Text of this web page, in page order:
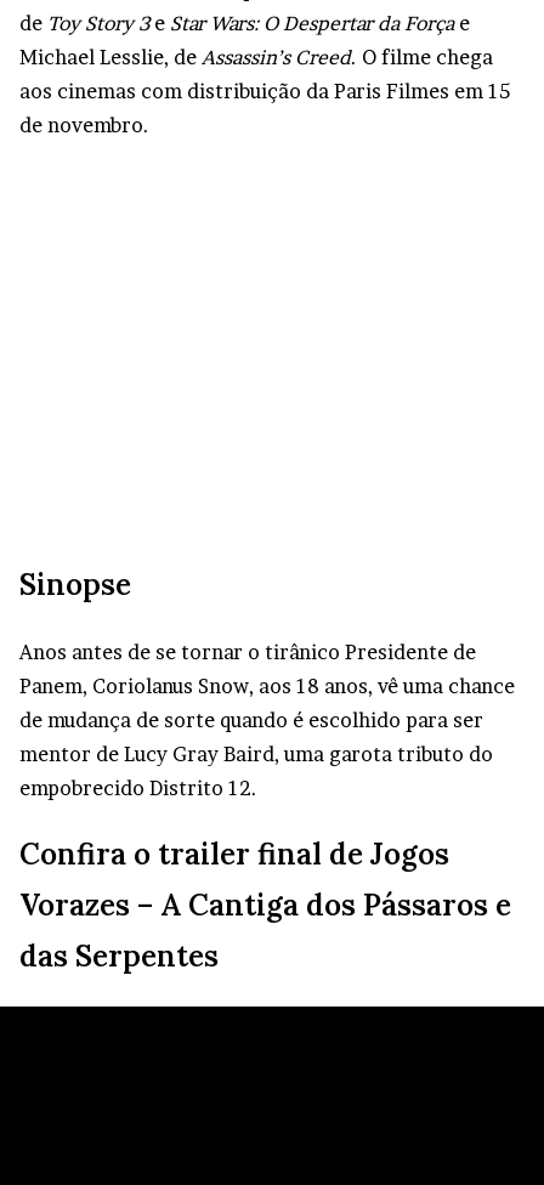
de Toy Story 3e Star Wars: O Despertar da Forçae
Michael Lesslie, de Assassin’s Creed. O filme chega
aos cinemas com distribuição da Paris Filmes em 15
de novembro.
Sinopse
Anos antes de se tornar o tirânico Presidente de
Panem, Coriolanus Snow, aos 18 anos, vê uma chance
de mudança de sorte quando é escolhido para ser
mentor de Lucy Gray Baird, uma garota tributo do
empobrecido Distrito 12.
Confira o trailer final de Jogos
Vorazes – A Cantiga dos Pássaros e
das Serpentes